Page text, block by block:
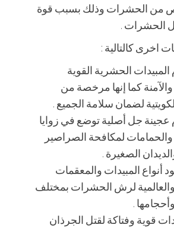
من الحشرات وذلك بسبب قوة
الحشرات .
اخرى كالتالية :
الحشرية القوية
والآمنة كما إنها مرخصة من
لضمان سلامة الجميع .
عجينة جل أصلية توضع في زوايا
لمكافحة الصراصير
الصغيرة .
أنواع المبيدات والمعقمات
والعالمية لرش الحشرات بمختلف
.
قوية وفتاكة لقتل الجرذان